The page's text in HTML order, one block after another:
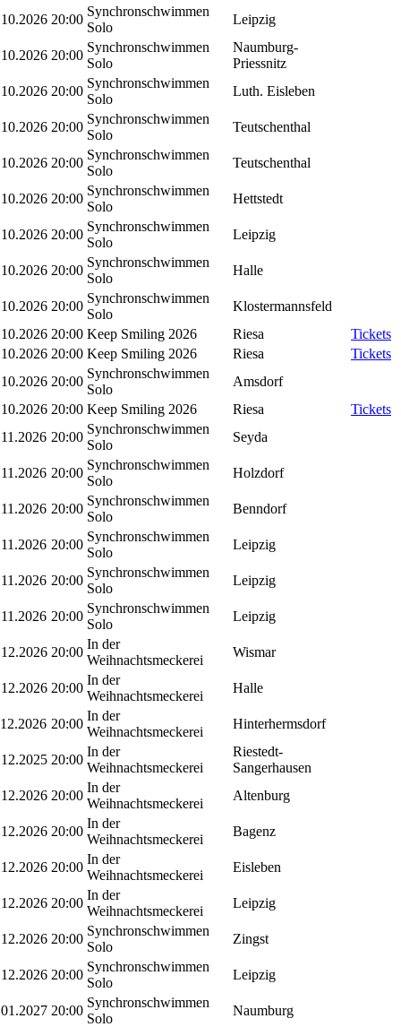
20:00
Synchronschwimmen
Solo
Leipzig
20:00
Synchronschwimmen
Solo
Naumburg-
Priessnitz
20:00
Synchronschwimmen
Solo
Luth. Eisleben
20:00
Synchronschwimmen
Solo
Teutschenthal
20:00
Synchronschwimmen
Solo
Teutschenthal
20:00
Synchronschwimmen
Solo
Hettstedt
20:00
Synchronschwimmen
Solo
Leipzig
20:00
Synchronschwimmen
Solo
Halle
20:00
Synchronschwimmen
Solo
Klostermannsfeld
20:00 Keep Smiling 2026 Riesa
Tickets
20:00 Keep Smiling 2026 Riesa
Tickets
20:00
Synchronschwimmen
Solo
Amsdorf
20:00 Keep Smiling 2026 Riesa
Tickets
20:00
Synchronschwimmen
Solo
Seyda
20:00
Synchronschwimmen
Solo
Holzdorf
20:00
Synchronschwimmen
Solo
Benndorf
20:00
Synchronschwimmen
Solo
Leipzig
20:00
Synchronschwimmen
Solo
Leipzig
20:00
Synchronschwimmen
Solo
Leipzig
20:00
In der
Weihnachtsmeckerei
Wismar
20:00
In der
Weihnachtsmeckerei
Halle
20:00
In der
Weihnachtsmeckerei
Hinterhermsdorf
20:00
In der
Weihnachtsmeckerei
Riestedt-
Sangerhausen
20:00
In der
Weihnachtsmeckerei
Altenburg
20:00
In der
Weihnachtsmeckerei
Bagenz
20:00
In der
Weihnachtsmeckerei
Eisleben
20:00
In der
Weihnachtsmeckerei
Leipzig
20:00
Synchronschwimmen
Solo
Zingst
20:00
Synchronschwimmen
Solo
Leipzig
20:00
Synchronschwimmen
Solo
Naumburg